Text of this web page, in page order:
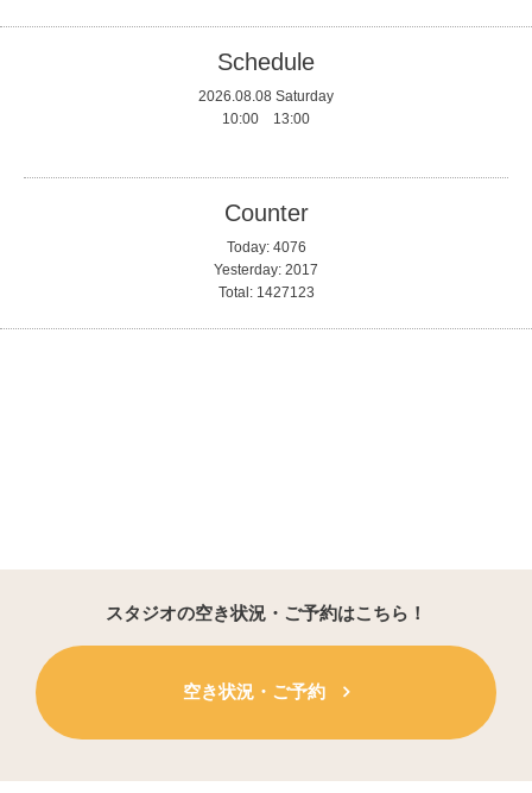
Schedule
2026.08.08 Saturday
10:00 13:00
Counter
Today: 4076
Yesterday: 2017
Total: 1427123
スタジオの空き状況・ご予約はこちら！
空き状況・ご予約